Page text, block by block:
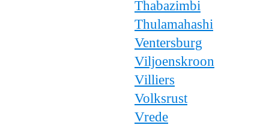
Thabazimbi
Thulamahashi
Ventersburg
Viljoenskroon
Villiers
Volksrust
Vrede